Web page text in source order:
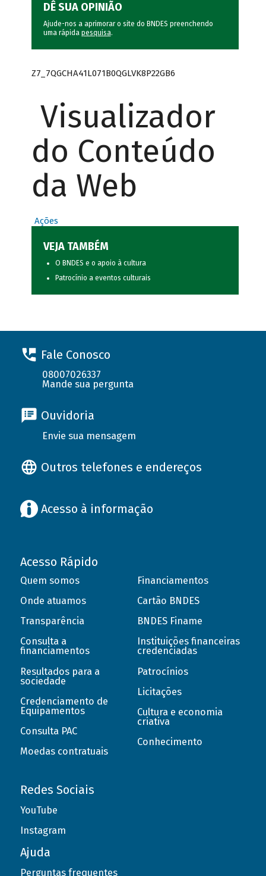
DÊ SUA OPINIÃO
Ajude-nos a aprimorar o site do BNDES preenchendo
uma rápida pesquisa.
Z7_7QGCHA41L071B0QGLVK8P22GB6
Visualizador
do Conteúdo
da Web
Ações
VEJA TAMBÉM
O BNDES e o apoio à cultura
Patrocínio a eventos culturais
Fale Conosco
08007026337
Mande sua pergunta
Ouvidoria
Envie sua mensagem
Outros telefones e endereços
Acesso à informação
Acesso Rápido
Quem somos
Onde atuamos
Transparência
Consulta a
financiamentos
Resultados para a
sociedade
Credenciamento de
Equipamentos
Consulta PAC
Moedas contratuais
Financiamentos
Cartão BNDES
BNDES Finame
Instituições financeiras
credenciadas
Patrocínios
Licitações
Cultura e economia
criativa
Conhecimento
Redes Sociais
YouTube
Instagram
Ajuda
Perguntas frequentes